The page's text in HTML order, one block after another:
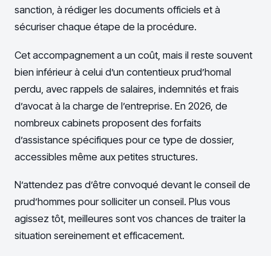
sanction, à rédiger les documents officiels et à
sécuriser chaque étape de la procédure.
Cet accompagnement a un coût, mais il reste souvent
bien inférieur à celui d’un contentieux prud’homal
perdu, avec rappels de salaires, indemnités et frais
d’avocat à la charge de l’entreprise. En 2026, de
nombreux cabinets proposent des forfaits
d’assistance spécifiques pour ce type de dossier,
accessibles même aux petites structures.
N’attendez pas d’être convoqué devant le conseil de
prud’hommes pour solliciter un conseil. Plus vous
agissez tôt, meilleures sont vos chances de traiter la
situation sereinement et efficacement.